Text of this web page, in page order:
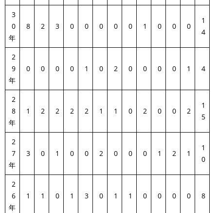
3
0
年
8 2 3 0 0 0 0 0 1 0 0 0
1
4
2
9
年
0 0 0 0 1 0 2 0 0 0 0 1 4
2
8
年
1 2 2 2 2 1 1 0 2 0 0 2
1
5
2
7
年
3 0 1 0 0 2 0 0 0 1 2 1
1
0
2
6
年
1 1 0 1 3 0 1 1 0 0 0 0 8